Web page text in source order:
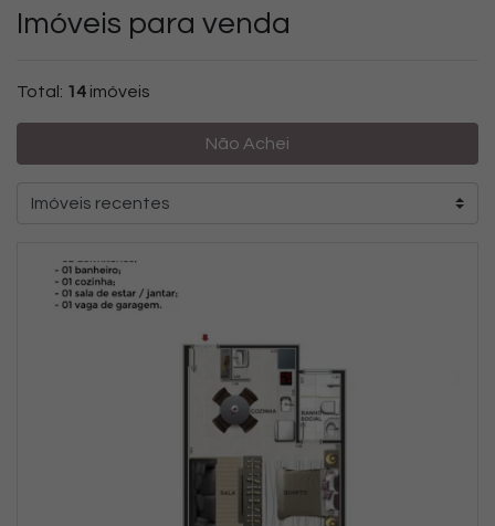
Imóveis para venda
Total: 14 imóveis
Não Achei